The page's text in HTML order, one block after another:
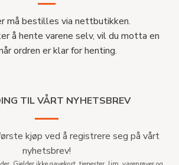
må bestilles via nettbutikken.
å hente varene selv, vil du motta en
ordren er klar for henting.
TIL VÅRT NYHETSBREV
kjøp ved å registrere seg på vårt
nyhetsbrev!